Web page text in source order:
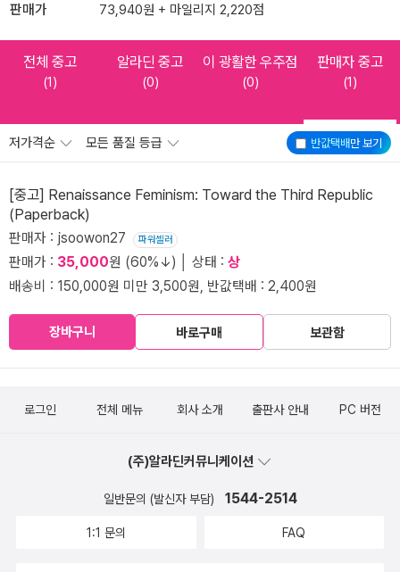
판매가 73,940원 + 마일리지 2,220점
전체 중고
(1)
알라딘 중고
(0)
이 광활한 우주점
(0)
판매자 중고
(1)
반값택배만 보기
저가격순 모든 품질 등급
[중고] Renaissance Feminism: Toward the Third Republic
(Paperback)
판매자 : jsoowon27 파워셀러
판매가 : 35,000원 (60%↓) │ 상태 : 상
배송비 : 150,000원 미만 3,500원, 반값택배 : 2,400원
장바구니 바로구매 보관함
로그인 전체 메뉴 회사 소개 출판사 안내 PC 버전
(주)알라딘커뮤니케이션
일반문의 (발신자 부담) 1544-2514
1:1 문의 FAQ